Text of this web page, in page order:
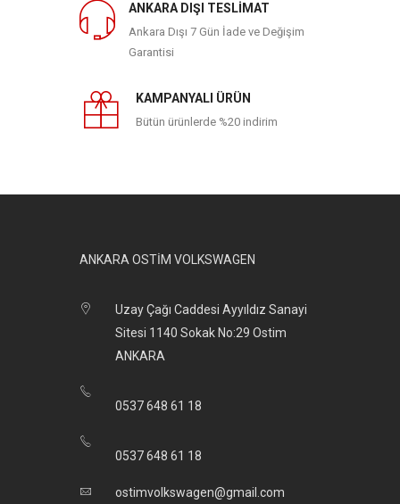
ANKARA DIŞI TESLİMAT
Ankara Dışı 7 Gün İade ve Değişim
Garantisi
KAMPANYALI ÜRÜN
Bütün ürünlerde %20 indirim
ANKARA OSTİM VOLKSWAGEN
Uzay Çağı Caddesi Ayyıldız Sanayi
Sitesi 1140 Sokak No:29 Ostim
ANKARA
0537 648 61 18
0537 648 61 18
ostimvolkswagen@gmail.com